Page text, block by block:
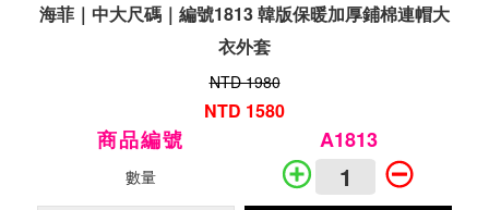
海菲｜中大尺碼｜編號1813 韓版保暖加厚鋪棉連帽大
衣外套
NTD 1980
NTD 1580
商品編號 A1813
數量